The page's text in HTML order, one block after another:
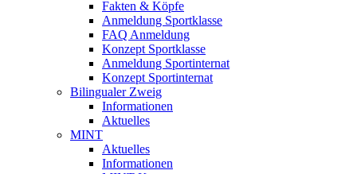
Fakten & Köpfe
Anmeldung Sportklasse
FAQ Anmeldung
Konzept Sportklasse
Anmeldung Sportinternat
Konzept Sportinternat
Bilingualer Zweig
Informationen
Aktuelles
MINT
Aktuelles
Informationen